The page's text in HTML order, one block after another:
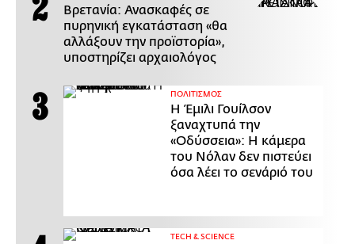
Βρετανία: Ανασκαφές σε
πυρηνική εγκατάσταση «θα
αλλάξουν την προϊστορία»,
υποστηρίζει αρχαιολόγος
ΠΟΛΙΤΙΣΜΟΣ
Η Έμιλι Γουίλσον
ξαναχτυπά την
«Οδύσσεια»: Η κάμερα
του Νόλαν δεν πιστεύει
όσα λέει το σενάριό του
ΤECH & SCIENCE